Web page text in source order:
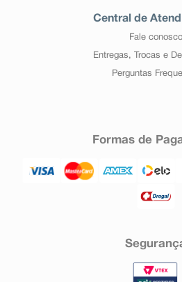
Central de
Fale conosco
Entregas, Trocas e
Perguntas
Formas de